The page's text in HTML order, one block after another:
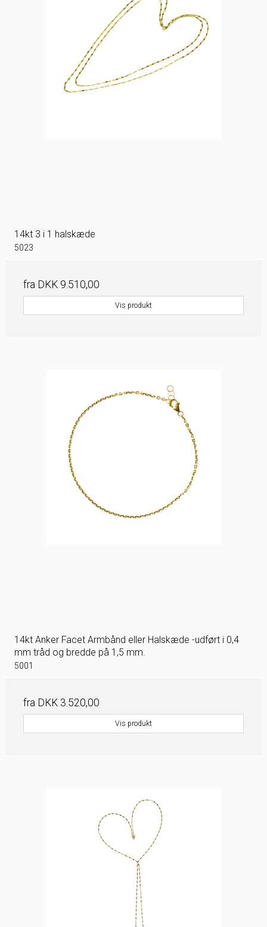
14kt 3 i 1 halskæde
5023
fra DKK 9.510,00
Vis produkt
14kt Anker Facet Armbånd eller Halskæde -udført i 0,4
mm tråd og bredde på 1,5 mm.
5001
fra DKK 3.520,00
Vis produkt